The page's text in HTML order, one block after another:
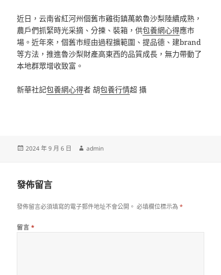
近日，云南省紅河州個舊市雞街鎮萬畝魯沙梨陸續成熟，
農戶們抓緊時光采摘、分揀、裝箱，供包養網心得應市
場。近年來，個舊市經由過程擴範圍、提品德、建brand
等方法，推進魯沙梨財產高東西的品質成長，無力帶動了
本地群眾增收致富。
新華社記包養網心得者 胡包養行情超 攝
發
2024 年 9 月 6 日
作
admin
發佈留言
發佈留言必須填寫的電子郵件地址不會公開。 必填欄位標示為*
留言 *